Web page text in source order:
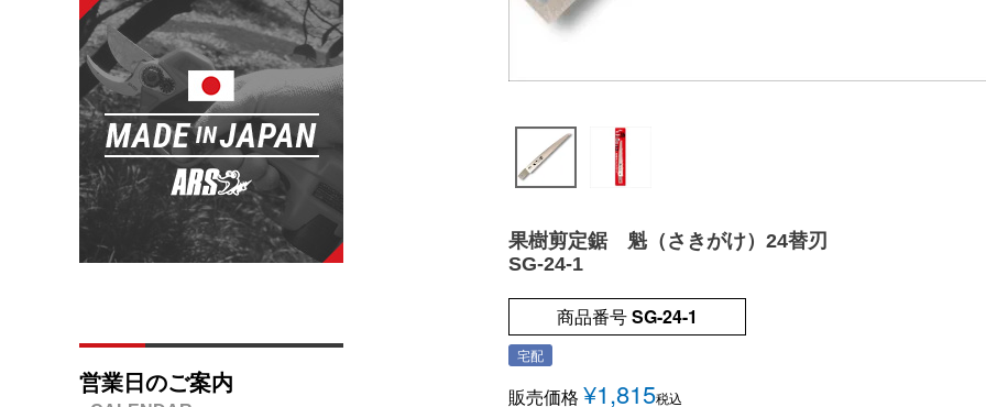
営業日のご案内
果樹剪定鋸 魁（さきがけ）24替刃
SG-24-1
商品番号SG-24-1
宅配
販売価格 ¥1,815税込